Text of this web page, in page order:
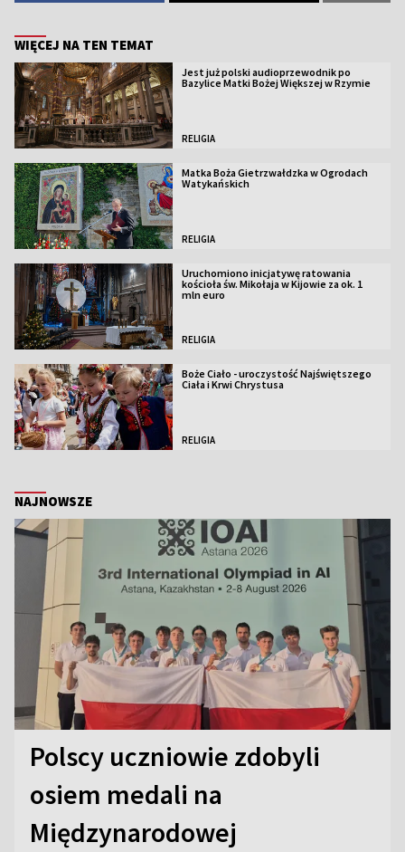
WIĘCEJ NA TEN TEMAT
Jest już polski audioprzewodnik po
Bazylice Matki Bożej Większej w Rzymie
RELIGIA
Matka Boża Gietrzwałdzka w Ogrodach
Watykańskich
RELIGIA
Uruchomiono inicjatywę ratowania
kościoła św. Mikołaja w Kijowie za ok. 1
mln euro
RELIGIA
Boże Ciało - uroczystość Najświętszego
Ciała i Krwi Chrystusa
RELIGIA
NAJNOWSZE
Polscy uczniowie zdobyli
osiem medali na
Międzynarodowej